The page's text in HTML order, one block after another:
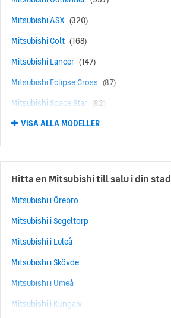
Mitsubishi ASX (320)
Mitsubishi Colt (168)
Mitsubishi Lancer (147)
Mitsubishi Eclipse Cross (87)
Mitsubishi Space Star (82)
Mitsubishi Grandis (48)
Mitsubishi Pajero (48)
Mitsubishi Carisma (15)
Mitsubishi Eclipse (13)
Mitsubishi 3000 GT
Mitsubishi Space Wagon
Mitsubishi Galant
Mitsubishi L200 (3)
Mitsubishi L300 (1)
Mitsubishi Space Runner
VISA ALLA MODELLER
Hitta en Mitsubishi till salu i din stad
Mitsubishi i Örebro
Mitsubishi i Segeltorp
Mitsubishi i Luleå
Mitsubishi i Skövde
Mitsubishi i Umeå
Mitsubishi i Kungälv